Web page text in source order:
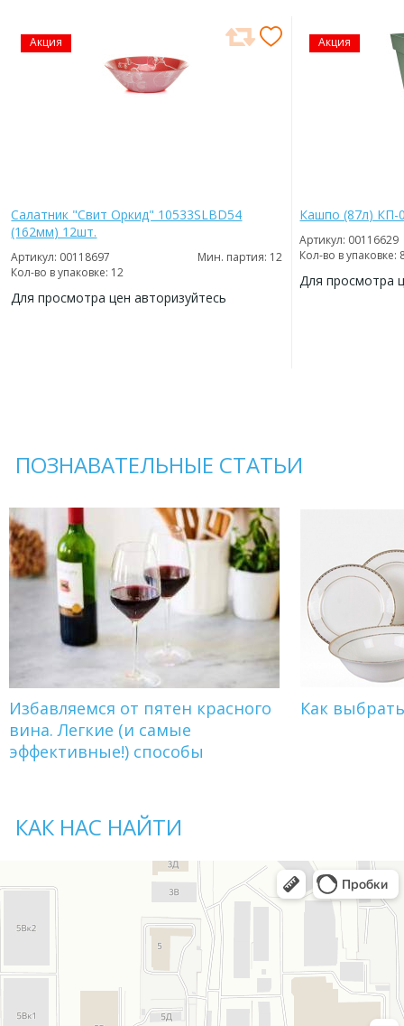
Акция
Салатник "Свит Оркид" 10533SLBD54
(162мм) 12шт.
Артикул: 00118697
Мин. партия: 12
Кол-во в упаковке: 12
Для просмотра цен авторизуйтесь
Акция
Кашпо (87л) КП-
Артикул: 00116629
Кол-во в упаковке:
Для просмотра
ПОЗНАВАТЕЛЬНЫЕ СТАТЬИ
Избавляемся от пятен красного
вина. Легкие (и самые
эффективные!) способы
Как
КАК НАС НАЙТИ